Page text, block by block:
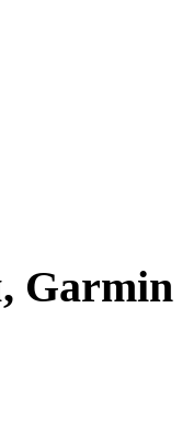
Garmin